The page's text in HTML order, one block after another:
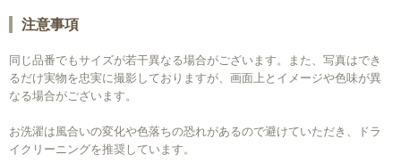
注意事項
同じ品番でもサイズが若干異なる場合がございます。また、写真はでき
るだけ実物を忠実に撮影しておりますが、画面上とイメージや色味が異
なる場合がございます。
お洗濯は風合いの変化や色落ちの恐れがあるので避けていただき、ドラ
イクリーニングを推奨しています。